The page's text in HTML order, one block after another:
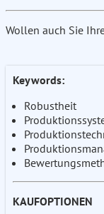
Wollen auch Sie
Keywords:
Robustheit
KAUFOPTIONEN